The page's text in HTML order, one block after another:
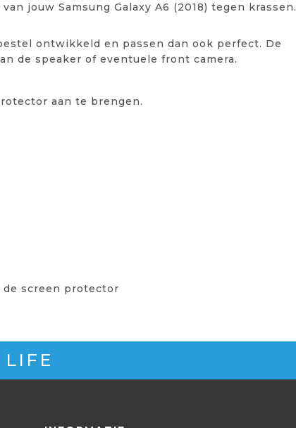
jouw Samsung Galaxy A6 (2018) tegen krassen.
ontwikkeld en passen dan ook perfect. De
de speaker of eventuele front camera.
aan te brengen.
de screen protector
LIFE